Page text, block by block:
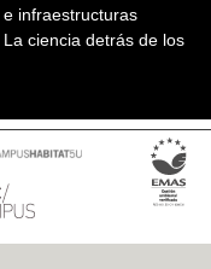
infraestructuras
ciencia detrás de los